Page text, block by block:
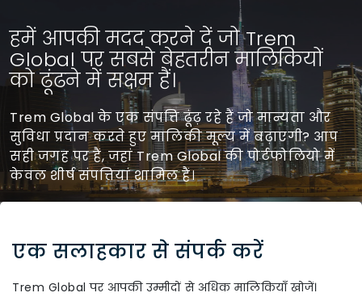
हमें आपकी मदद करने दें जो Trem
Global पर सबसे बेहतरीन मालिकियों
को ढूंढने में सक्षम हैं।
Trem Global के एक संपत्ति ढूंढ़ रहे हैं जो मान्यता और
सुविधा प्रदान करते हुए मालिकी मूल्य में बढ़ाएगी? आप
सही जगह पर हैं, जहां Trem Global की पोर्टफोलियो में
केवल शीर्ष संपत्तियां शामिल हैं।
एक सलाहकार से संपर्क करें
Trem Global पर आपकी उम्मीदों से अधिक मालिकियाँ खोजें।